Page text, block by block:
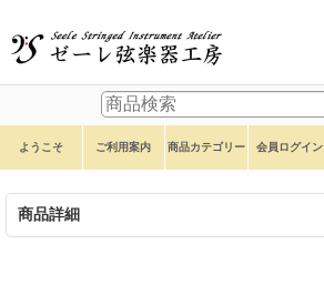
ようこそ ご利用案内 商品カテゴリー 会員ログイン
商品詳細